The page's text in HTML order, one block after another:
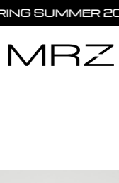
SUMMER